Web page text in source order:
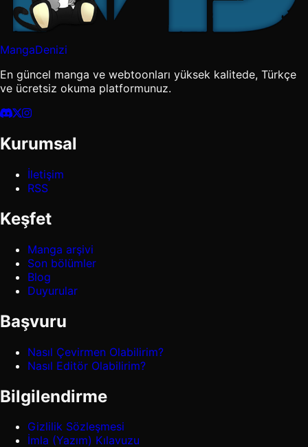
MangaDenizi
En güncel manga ve webtoonları yüksek kalitede, Türkçe
ve ücretsiz okuma platformunuz.
Kurumsal
İletişim
RSS
Keşfet
Manga arşivi
Son bölümler
Blog
Duyurular
Başvuru
Nasıl Çevirmen Olabilirim?
Nasıl Editör Olabilirim?
Bilgilendirme
Gizlilik Sözleşmesi
İmla (Yazım) Kılavuzu